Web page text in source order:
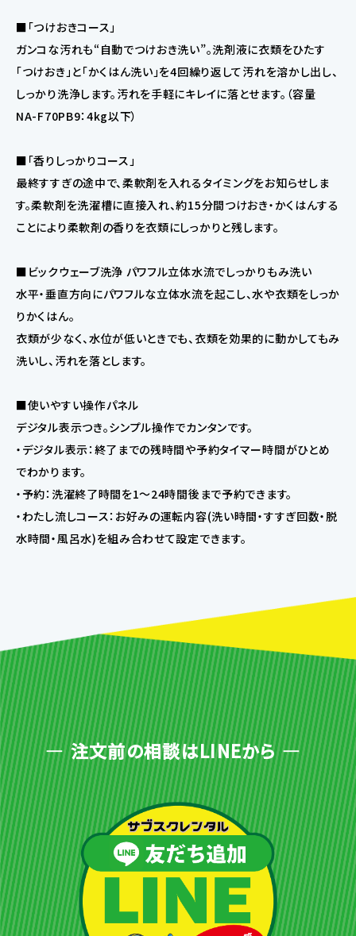
■「つけおきコース」
ガンコな汚れも“自動でつけおき洗い”。洗剤液に衣類をひたす
「つけおき」と「かくはん洗い」を4回繰り返して汚れを溶かし出し、
しっかり洗浄します。汚れを手軽にキレイに落とせます。（容量
NA-F70PB9：4kg以下）
■「香りしっかりコース」
最終すすぎの途中で、柔軟剤を入れるタイミングをお知らせしま
す。柔軟剤を洗濯槽に直接入れ、約15分間つけおき・かくはんする
ことにより柔軟剤の香りを衣類にしっかりと残します。
■ビックウェーブ洗浄 パワフル立体水流でしっかりもみ洗い
水平・垂直方向にパワフルな立体水流を起こし、水や衣類をしっか
りかくはん。
衣類が少なく、水位が低いときでも、衣類を効果的に動かしてもみ
洗いし、汚れを落とします。
■使いやすい操作パネル
デジタル表示つき。シンプル操作でカンタンです。
・デジタル表示：終了までの残時間や予約タイマー時間がひとめ
でわかります。
・予約：洗濯終了時間を1〜24時間後まで予約できます。
・わたし流しコース：お好みの運転内容(洗い時間・すすぎ回数・脱
水時間・風呂水)を組み合わせて設定できます。
注文前の相談はLINEから